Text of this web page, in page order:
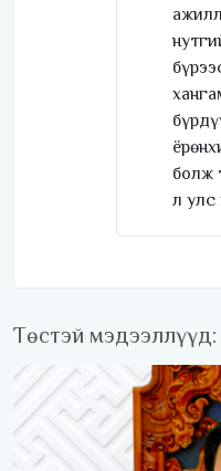
болж
л улс
Төстэй мэдээллүүд: